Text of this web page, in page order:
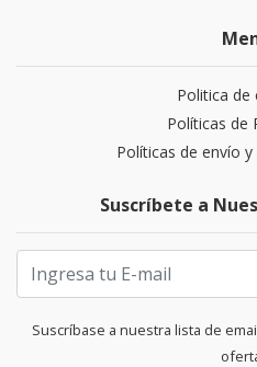
Politica de
Políticas de
Políticas de envío
Suscríbete a
Suscríbase a nuestra lista de